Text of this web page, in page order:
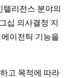
텔리전스 분야의
십 의사결정 지
이전틱 기능을
고 목적에 따라